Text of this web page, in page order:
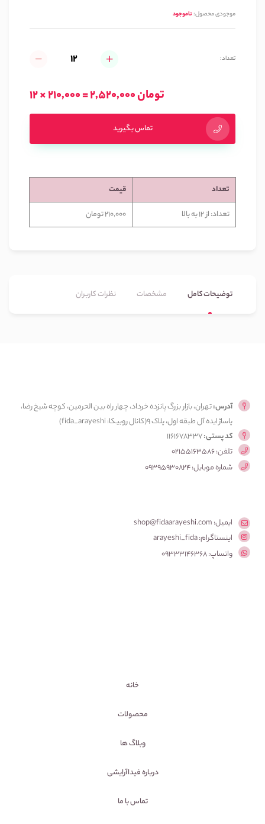
موجودی محصول:ناموجود
تعداد:
12 × 210,000 = 2,520,000 تومان
تماس بگیرید
تعداد
قیمت
تعداد: از 12 به بالا
210,000 تومان
توضیحات کامل مشخصات نظرات کاربران
آدرس:تهران، بازار بزرگ پانزده خرداد، چهار راه بین الحرمین، کوچه شیخ رضا،
پاساژ ایده آل طبقه اول، پلاک ۹(کانال روبیکا: fida_arayeshi)
کد پستی:1161678337
تلفن: 02155163586
شماره موبایل: 09395930824
ایمیل: shop@fidaarayeshi.com
اینستاگرام: arayeshi_fida
واتساپ: 09333146368
خانه
محصولات
وبلاگ ها
درباره فیداآرایشی
تماس با ما